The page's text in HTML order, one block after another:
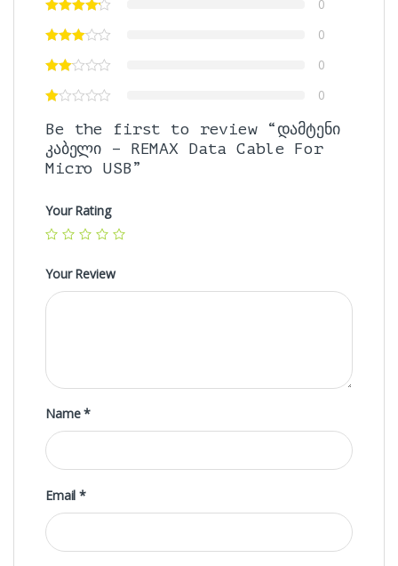
0
0
0
0
Be the first to review “დამტენი
კაბელი – REMAX Data Cable For
Micro USB”
Your Rating
Your Review
Name*
Email*